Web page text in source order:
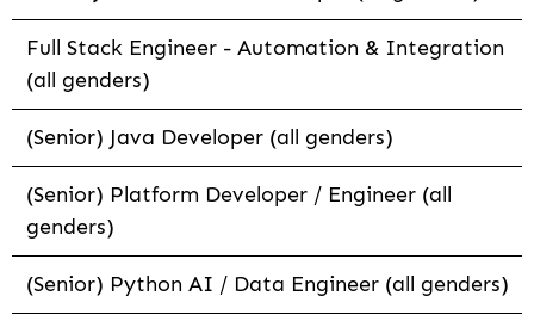
Full Stack Engineer - Automation & Integration
(all genders)
(Senior) Java Developer (all genders)
(Senior) Platform Developer / Engineer (all
genders)
(Senior) Python AI / Data Engineer (all genders)